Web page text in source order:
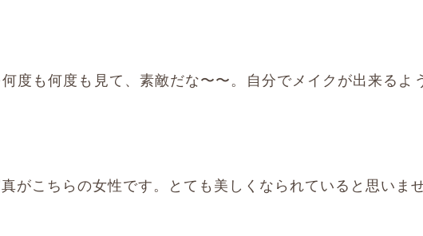
度も何度も見て、素敵だな〜〜。自分でメイクが出来るよ
がこちらの女性です。とても美しくなられていると思いま